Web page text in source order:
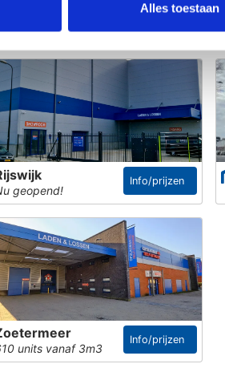
Alles toestaan
units vanaf 10m3
geopend!
Info/prijzen
units vanaf 3m3
Info/prijzen